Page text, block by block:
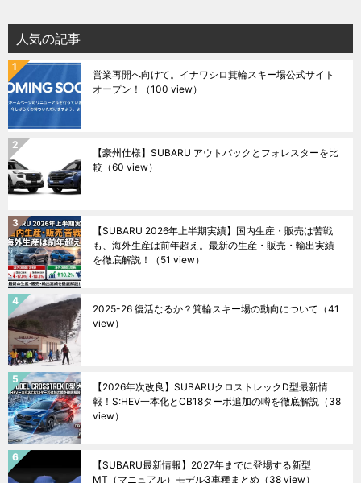
人気の記事
営業再開へ向けて。イナワシロ箕輪スキー場公式サイト
オープン！
（100 view）
【豪州仕様】SUBARU アウトバックとフォレスターを比
較 （60 view）
【SUBARU 2026年上半期実績】国内生産・販売は苦戦
も、海外生産は前年超え。最新の生産・販売・輸出実績
を徹底解説！
（51 view）
2025-26 復活なるか？箕輪スキー場の動向について （41
view）
【2026年次改良】SUBARUクロストレックD型最新情
報！S:HEV一本化とCB18ターボ追加の噂を徹底解説 （38
view）
【SUBARU最新情報】2027年までに登場する新型
MT（マニュアル）モデル3車種まとめ （38 view）